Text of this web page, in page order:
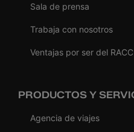
Sala de prensa
Trabaja con nosotros
Ventajas por ser del RACC
PRODUCTOS Y
Agencia de viajes